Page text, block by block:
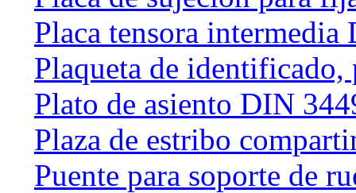
Placa tensora intermedia
Plaqueta de identificado,
Plato de asiento DIN
Plaza de estribo
Puente para soporte de